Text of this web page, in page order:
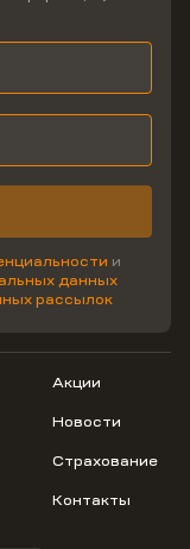
и
данных
рассылок
Акции
Новости
Страхование
Контакты